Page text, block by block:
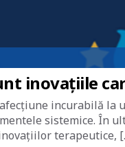
inovațiile
incurabilă la
sistemice. În
terapeutice,